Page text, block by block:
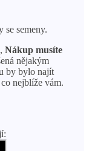
se semeny.
Nákup musíte
nějakým
by bylo najít
nejblíže vám.